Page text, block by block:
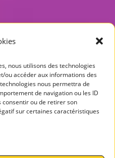
nous utilisons des technologies
ou accéder aux informations des
nous permettra de
de navigation ou les ID
consentir ou de retirer son
sur certaines caractéristiques